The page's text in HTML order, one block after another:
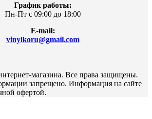
График работы:
Пн-Пт с 09:00 до 18:00
E-mail:
vinylkoru@gmail.com
магазина. Все права защищены.
запрещено. Информация на сайте
офертой.